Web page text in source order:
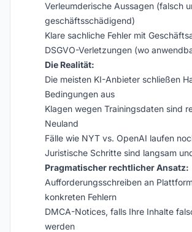
Verleumderische Aussagen (falsch
geschäftsschädigend)
Klare sachliche Fehler mit
DSGVO-Verletzungen (wo
Die Realität:
Die meisten KI-Anbieter schließen
Bedingungen aus
Klagen wegen Trainingsdaten sind
Neuland
Fälle wie NYT vs. OpenAI laufen
Juristische Schritte sind langsam
Pragmatischer rechtlicher Ansatz:
Aufforderungsschreiben an
konkreten Fehlern
DMCA-Notices, falls Ihre Inhalte
werden